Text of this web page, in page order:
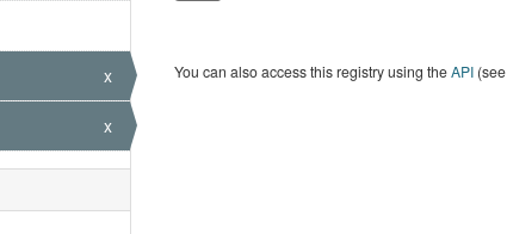
x
x
You can also access this registry using theAPI(see